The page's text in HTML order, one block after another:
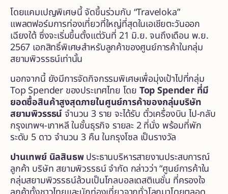
โดยแคมเปญพิเศษนี้ จัดขึ้นร่วมกับ “Traveloka”
แพลตฟอร์มการท่องเที่ยวที่ใหญ่ที่สุดในเอเชียตะวันออก
เฉียงใต้ ซึ่งจะเริ่มขึ้นตั้งแต่วันที่ 21 มิ.ย. จนถึงเดือน พ.ย.
2567 เอกสิทธิ์พิเศษสำหรับลูกค้าของศูนย์การค้าในกลุ่ม
สยามพิวรรธน์เท่านั้น
นอกจากนี้ ยังมีการจัดกิจกรรมพิเศษเพื่อมุ่งเป้าไปที่กลุ่ม
Top Spender ของประเทศไทย โดย Top Spender ที่มี
ยอดซื้อสินค้าสูงสุดภายในศูนย์การค้าของกลุ่มบริษัท
สยามพิวรรธน์จำนวน 3 ราย จะได้รับ ตั๋วเครื่องบิน ไป-กลับ
กรุงเทพฯ-เกาหลี ในชั้นธุรกิจ รายละ 2 ที่นั่ง พร้อมที่พัก
ระดับ 5 ดาว จำนวน 3 คืน ในกรุงโซล เป็นรางวัล
ปานเทพย์ นิลสินธพประธานบริหารสายงานประสบการณ์
ลูกค้า บริษัท สยามพิวรรธน์ จำกัด กล่าวว่า “ศูนย์การค้าใน
กลุ่มสยามพิวรรธน์ล้วนเป็นโกลบอลเดสติเนชั่น ที่ครองใจ